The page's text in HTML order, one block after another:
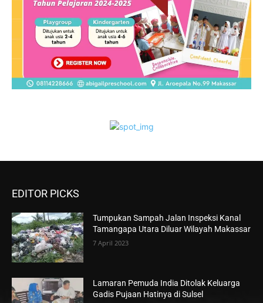
EDITOR PICKS
Tumpukan Sampah Jalan Inspeksi Kanal
Tamangapa Utara Diluar Wilayah Makassar
7 April 2023
Lamaran Pemuda India Ditolak Keluarga
Gadis Pujaan Hatinya di Sulsel